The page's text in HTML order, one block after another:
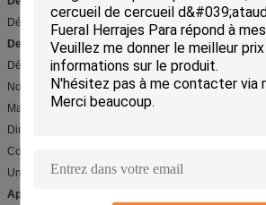
Décoration en laiton pour la pierre tombale BD002
Description :
Décoration en laiton pour la pierre tombale BD002
No. de modèle : BD002
Matériel : laiton
Dimension : 152*115mm
Couleur : Bronze
Unité extérieure, il a la garantie 10years.
Applications :